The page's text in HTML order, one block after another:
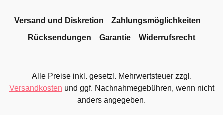
Versand und Diskretion
Zahlungsmöglichkeiten
Rücksendungen
Garantie Widerrufsrecht
Alle Preise inkl. gesetzl. Mehrwertsteuer zzgl.
Versandkosten und ggf. Nachnahmegebühren, wenn nicht
anders angegeben.